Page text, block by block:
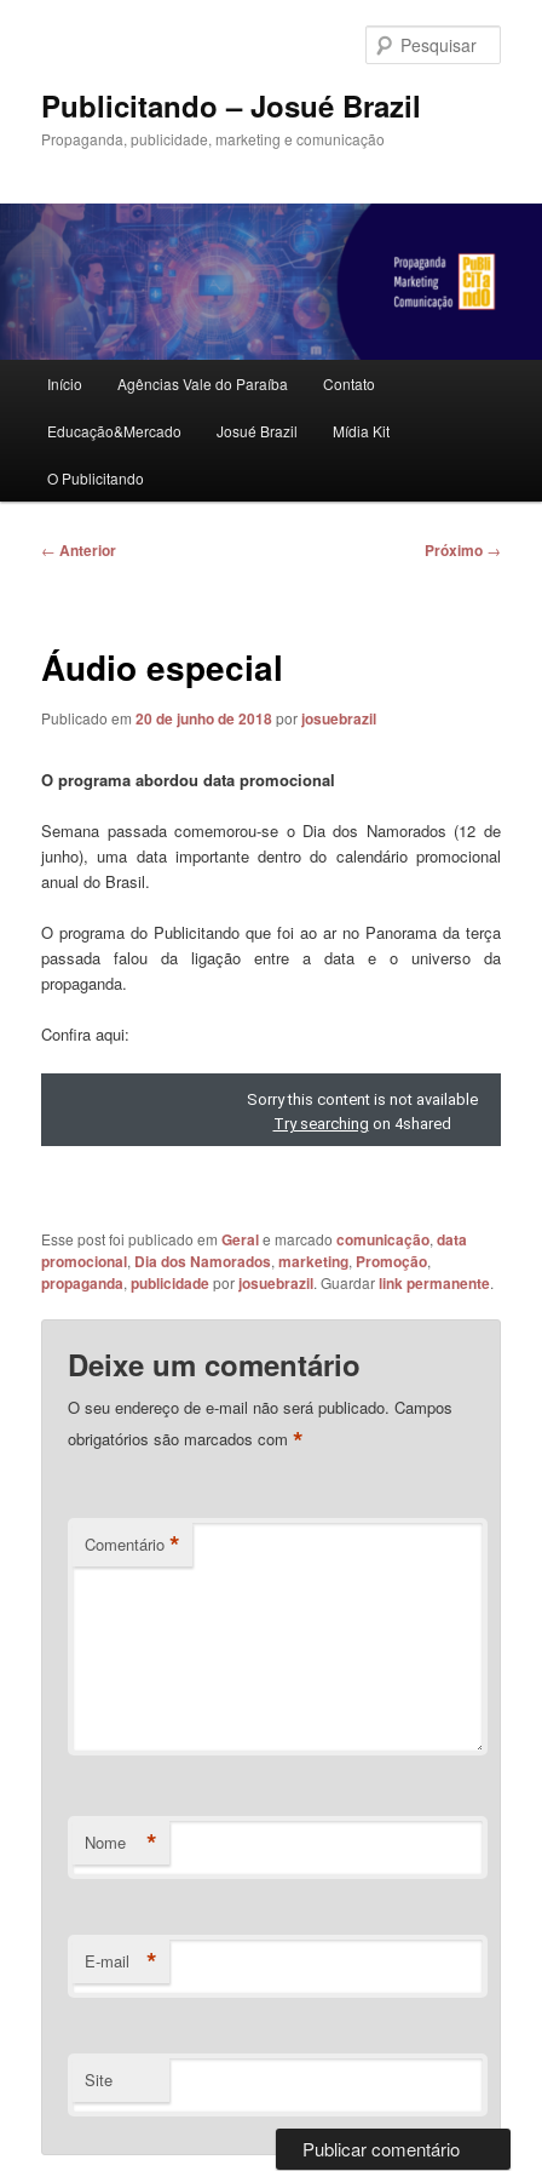
principalPublicitando – Josué Brazil
Propaganda, publicidade, marketing e comunicação
principal
Início Agências Vale do Paraíba Contato
Educação&Mercado Josué Brazil Mídia Kit
O Publicitando
Navegação
← Anterior Próximo →
Áudio especial
Publicado em20 de junho de 2018porjosuebrazil
O programa abordou data promocional
Semana passada comemorou-se o Dia dos Namorados (12 de
junho), uma data importante dentro do calendário promocional
anual do Brasil.
O programa do Publicitando que foi ao ar no Panorama da terça
passada falou da ligação entre a data e o universo da
propaganda.
Confira aqui:
Esse post foi publicado emGerale marcadocomunicação,data
promocional, Dia dos Namorados,marketing, Promoção,
propaganda,publicidadeporjosuebrazil. Guardarlink permanente.
Deixe um comentário
O seu endereço de e-mail não será publicado. Campos
obrigatórios são marcados com*
Comentário *
Nome *
E-mail *
Site